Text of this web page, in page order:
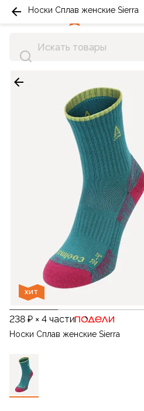
ХИТ
238 ₽ × 4 части
Носки Сплав женские Sierra
Носки Сплав женские Sierra